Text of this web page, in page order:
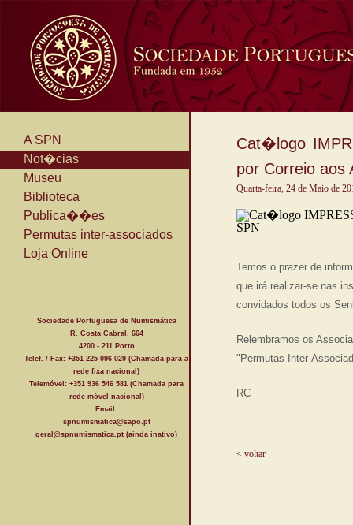
A SPN
Not�cias
Museu
Biblioteca
Publica��es
Permutas inter-associados
Loja Online
Sociedade Portuguesa de Numismática
R. Costa Cabral, 664
4200 - 211 Porto
Telef. / Fax: +351 225 096 029 (Chamada para a
rede fixa nacional)
Telemóvel: +351 936 546 581 (Chamada para
rede móvel nacional)
Email:
spnumismatica@sapo.pt
geral@spnumismatica.pt (ainda inativo)
Cat�logo
por Correio aos
Quarta-feira, 24 de Maio de
Temos o prazer de
que irá realizar-se nas
convidados todos os
Relembramos os
"Permutas Inter-
RC
< voltar